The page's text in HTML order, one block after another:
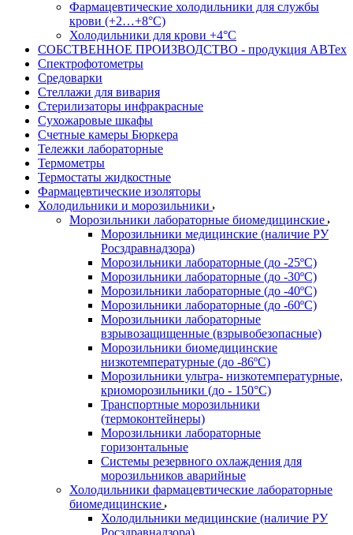
Фармацевтические холодильники для службы
крови (+2…+8°С)
Холодильники для крови +4°С
СОБСТВЕННОЕ ПРОИЗВОДСТВО - продукция АВТех
Спектрофотометры
Средоварки
Стеллажи для вивария
Стерилизаторы инфракрасные
Сухожаровые шкафы
Счетные камеры Бюркера
Тележки лабораторные
Термометры
Термостаты жидкостные
Фармацевтические изоляторы
Холодильники и морозильники
Морозильники лабораторные биомедицинские
Морозильники медицинские (наличие РУ
Росздравнадзора)
Морозильники лабораторные (до -25ºС)
Морозильники лабораторные (до -30ºС)
Морозильники лабораторные (до -40ºС)
Морозильники лабораторные (до -60ºС)
Морозильники лабораторные
взрывозащищенные (взрывобезопасные)
Морозильники биомедицинские
низкотемпературные (до -86ºС)
Морозильники ультра- низкотемпературные,
криоморозильники (до - 150°С)
Транспортные морозильники
(термоконтейнеры)
Морозильники лабораторные
горизонтальные
Системы резервного охлаждения для
морозильников аварийные
Холодильники фармацевтические лабораторные
биомедицинские
Холодильники медицинские (наличие РУ
Росздравнадзора)